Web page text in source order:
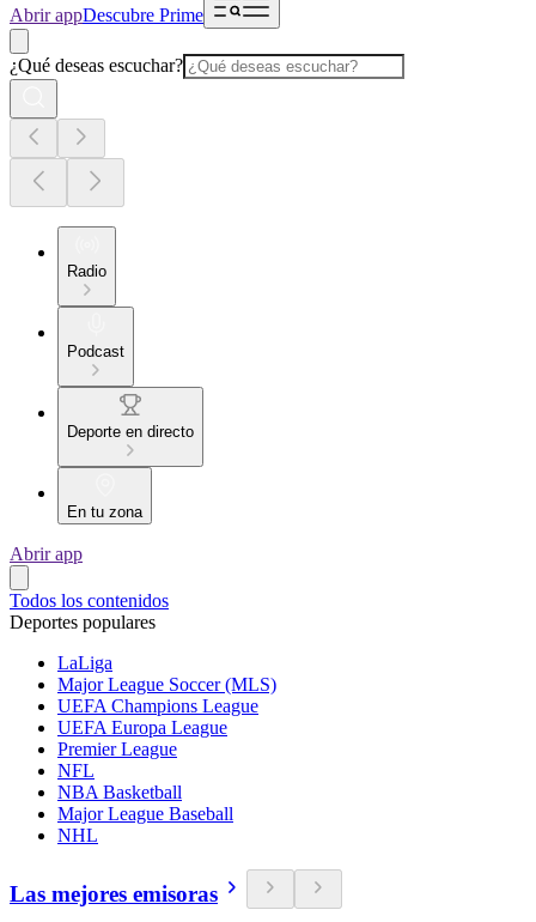
Abrir appDescubre Prime
¿Qué deseas escuchar?
Radio
Podcast
Deporte en directo
En tu zona
Abrir app
Todos los contenidos
Deportes populares
LaLiga
Major League Soccer (MLS)
UEFA Champions League
UEFA Europa League
Premier League
NFL
NBA Basketball
Major League Baseball
NHL
Las mejores emisoras